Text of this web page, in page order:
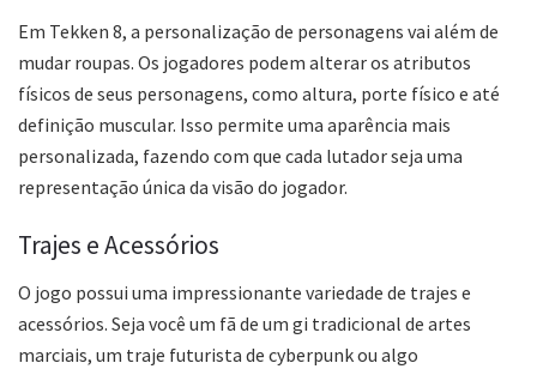
Em Tekken 8, a personalização de personagens vai além de
mudar roupas. Os jogadores podem alterar os atributos
físicos de seus personagens, como altura, porte físico e até
definição muscular. Isso permite uma aparência mais
personalizada, fazendo com que cada lutador seja uma
representação única da visão do jogador.
Trajes e Acessórios
O jogo possui uma impressionante variedade de trajes e
acessórios. Seja você um fã de um gi tradicional de artes
marciais, um traje futurista de cyberpunk ou algo